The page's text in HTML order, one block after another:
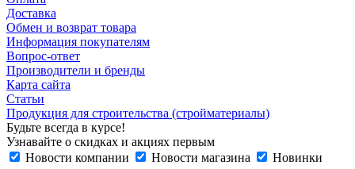
Доставка
Обмен и возврат товара
Информация покупателям
Вопрос-ответ
Производители и бренды
Карта сайта
Статьи
Продукция для строительства (стройматериалы)
Будьте всегда в курсе!
Узнавайте о скидках и акциях первым
Новости компании
Новости магазина
Новинки